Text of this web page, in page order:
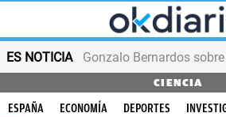
ES NOTICIA Gonzalo Bernardos
CIENCIA
ESPAÑA ECONOMÍA DEPORTES